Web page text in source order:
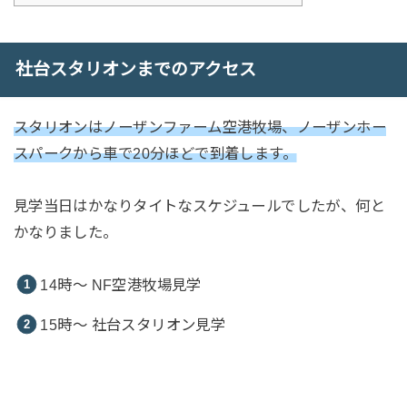
社台スタリオンまでのアクセス
スタリオンはノーザンファーム空港牧場、ノーザンホー
スパークから車で20分ほどで到着します。
見学当日はかなりタイトなスケジュールでしたが、何と
かなりました。
14時〜 NF空港牧場見学
15時〜 社台スタリオン見学